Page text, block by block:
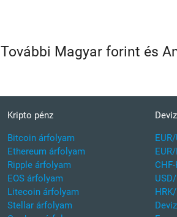
További Magyar forint és
Kripto pénz
Bitcoin árfolyam
Ethereum árfolyam
Ripple árfolyam
EOS árfolyam
Litecoin árfolyam
Stellar árfolyam